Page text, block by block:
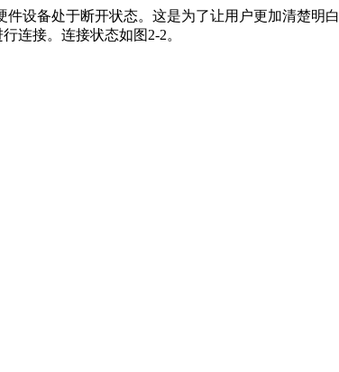
设备处于断开状态。这是为了让用户更加清楚明白
连接。连接状态如图2-2。